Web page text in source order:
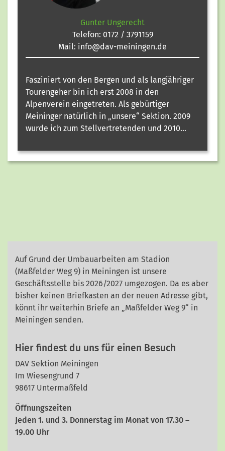
Gunter Ungerecht
Telefon: 0172 / 3791159
Mail: info@dav-meiningen.de
Fasziniert von den Bergen und als langjähriger
Tourengeher bin ich erst 2008 in den
Alpenverein eingetreten. Als gebürtiger
Meininger natürlich in „unsere“ Sektion. 2009
wurde ich zum Stellvertretenden und 2010...
Auf Grund der Umbauarbeiten am Stadion
(Maßfelder Weg 9) in Meiningen ist unsere
Geschäftsstelle bis 2026/2027 umgezogen. Da es aber
bisher keinen Briefkasten an der neuen Adresse gibt,
könnt ihr weiterhin Briefe an „Maßfelder Weg 9“ in
Meiningen senden.
Hier findest du uns für einen Besuch
DAV Sektion Meiningen
Im Wiesengrund 7
98617 Untermaßfeld
Öffnungszeiten
Jeden 1. und 3. Donnerstag im Monat von 17.30 –
19.00 Uhr